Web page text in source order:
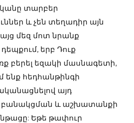
տարբեր
և չեն տեղադիր այն
մեզ մոտ նրանք
երբ Դուք
բերել եզակի մասնագետի,
ենք հեդհանթինգի
այդ
և աշխատանքի
Եթե թափուր